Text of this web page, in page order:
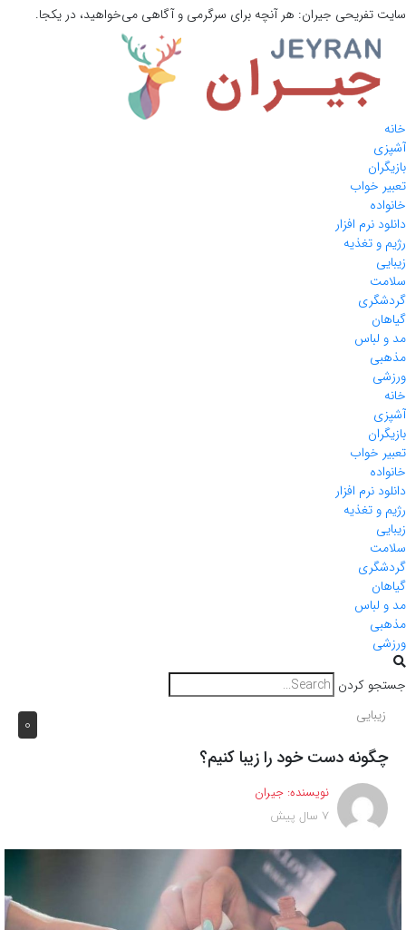
سایت تفریحی جیران: هر آنچه برای سرگرمی و آگاهی می‌خواهید، در یکجا.
خانه
آشپزی
بازیگران
تعبیر خواب
خانواده
دانلود نرم افزار
رژیم و تغذیه
زیبایی
سلامت
گردشگری
گیاهان
مد و لباس
مذهبی
ورزشی
خانه
آشپزی
بازیگران
تعبیر خواب
خانواده
دانلود نرم افزار
رژیم و تغذیه
زیبایی
سلامت
گردشگری
گیاهان
مد و لباس
مذهبی
ورزشی
جستجو کردن
0 زیبایی
چگونه دست خود را زیبا کنیم؟
نویسنده: جیران
7 سال پیش